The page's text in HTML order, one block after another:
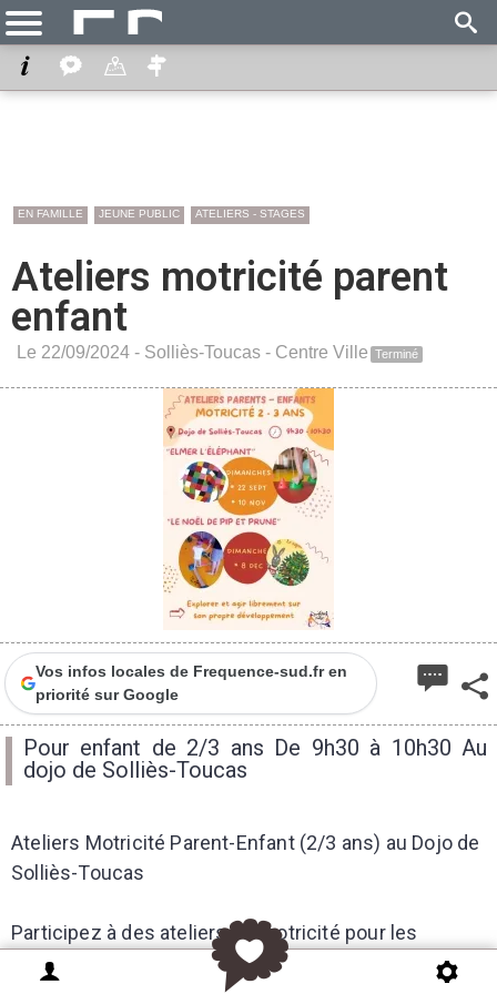
EN FAMILLE JEUNE PUBLIC ATELIERS - STAGES
Ateliers motricité parent
enfant
Le 22/09/2024 - Solliès-Toucas - Centre Ville Terminé
Vos infos locales de Frequence-sud.fr en
priorité sur Google
Pour enfant de 2/3 ans De 9h30 à 10h30 Au
dojo de Solliès-Toucas
Ateliers Motricité Parent-Enfant (2/3 ans) au Dojo de
Solliès-Toucas
Participez à des ateliers de motricité pour les
enfants de 2 à 3 ans, accompagnés de leurs parents,